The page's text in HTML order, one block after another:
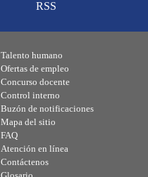
RSS
Talento humano
Ofertas de empleo
Concurso docente
Control interno
Buzón de notificaciones
Mapa del sitio
FAQ
Atención en línea
Contáctenos